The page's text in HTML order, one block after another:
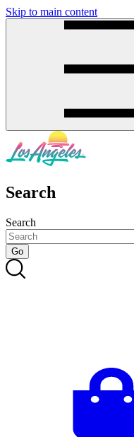
Skip to main content
Search
Search